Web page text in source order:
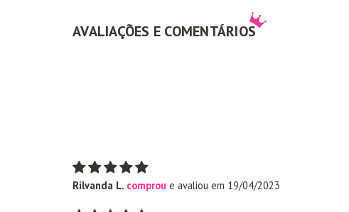
AVALIAÇÕES E COMENTÁRIOS
Rilvanda L. comprou e avaliou em 19/04/2023